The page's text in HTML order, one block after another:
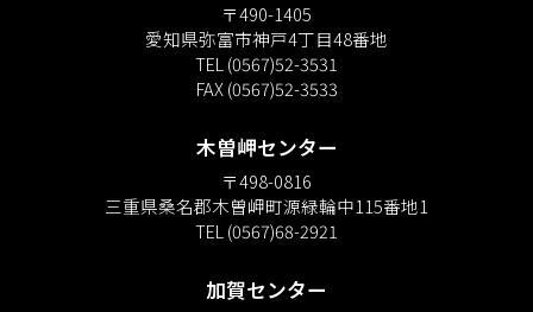
〒490-1405
愛知県弥富市神戸4丁目48番地
TEL (0567)52-3531
FAX (0567)52-3533
木曽岬センター
〒498-0816
三重県桑名郡木曽岬町源緑輪中115番地1
TEL (0567)68-2921
加賀センター